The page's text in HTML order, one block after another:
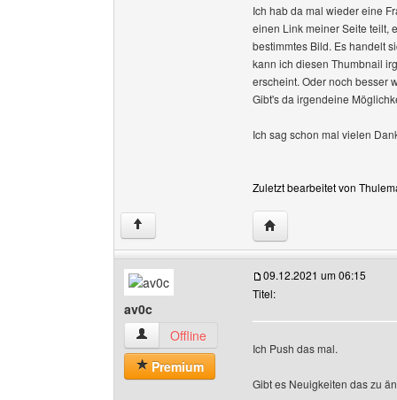
Ich hab da mal wieder eine
einen Link meiner Seite teilt,
bestimmtes Bild. Es handelt
kann ich diesen Thumbnail
erscheint. Oder noch besser
Gibt's da irgendeine
Ich sag schon mal vielen
Zuletzt bearbeitet von
↑ Website dieses
av0c
av0c Benutzer-Profile anzeigen
Offline
Premium
09.12.2021 um 06:15
Titel:
Ich Push das mal.
Gibt es Neuigkeiten das zu